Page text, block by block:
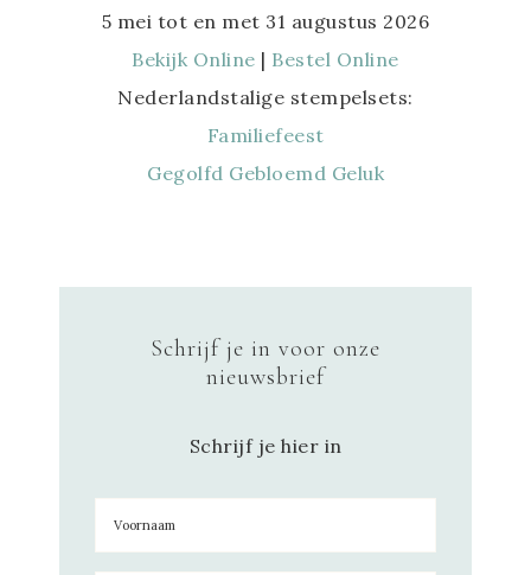
5 mei tot en met 31 augustus 2026
Bekijk Online | Bestel Online
Nederlandstalige stempelsets:
Familiefeest
Gegolfd Gebloemd Geluk
Schrijf je in voor onze
nieuwsbrief
Schrijf je hier in